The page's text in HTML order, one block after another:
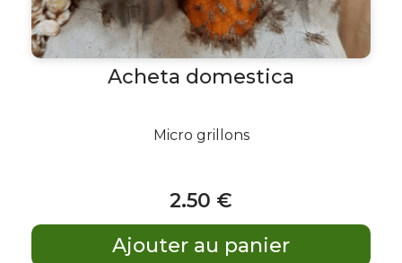
Acheta domestica
Micro grillons
2.50 €